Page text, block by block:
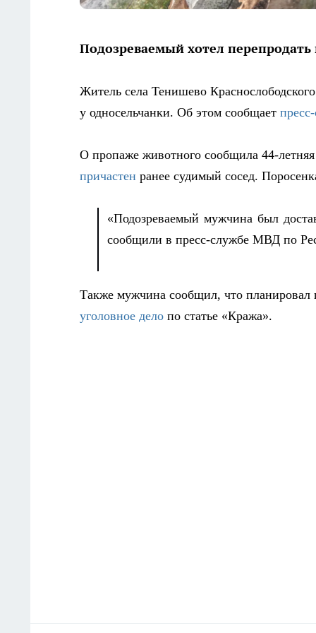
Подозреваемый хотел перепродать
Житель села Тенишево
у односельчанки. Об этом сообщает
О пропаже животного сообщила 44-
причастен ранее судимый сосед.
«Подозреваемый мужчина был
сообщили в пресс-службе МВД по
Также мужчина сообщил, что планировал
уголовное дело по статье «Кража».